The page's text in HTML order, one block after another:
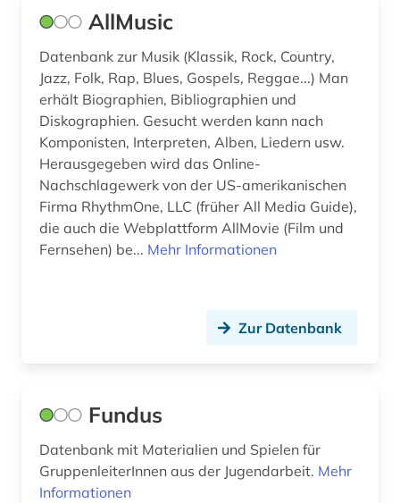
komponistin (1)
konzert (1)
kostümbild (1)
kuenste (1)
kultur (3)
kulturwissenschaften (4)
kunst (13)
leihmaterial (1)
lernsoftware (1)
lexikon (4)
AllMusic
Datenbank zur Musik (Klassik, Rock, Country,
Jazz, Folk, Rap, Blues, Gospels, Reggae...) Man
erhält Biographien, Bibliographien und
Diskographien. Gesucht werden kann nach
Komponisten, Interpreten, Alben, Liedern usw.
Herausgegeben wird das Online-
Nachschlagewerk von der US-amerikanischen
Firma RhythmOne, LLC (früher All Media Guide),
die auch die Webplattform AllMovie (Film und
Fernsehen) be... Mehr Informationen
Zur Datenbank
Fundus
Datenbank mit Materialien und Spielen für
GruppenleiterInnen aus der Jugendarbeit. Mehr
Informationen